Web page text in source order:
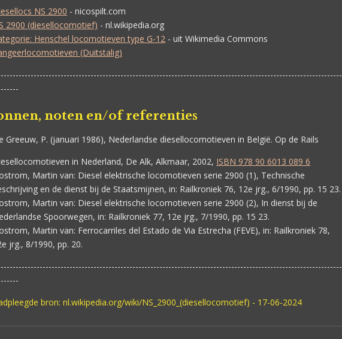
NS 2900 - nicospilt.com
2900 (diesellocomotief) - nl.wikipedia.org
Henschel locomotieven type G-12 - uit Wikimedia Commons
(Duitstalig)
noten en/of referenties
Greeuw, P. (januari 1986), Nederlandse diesellocomotieven in België. Op de Rails
in Nederland, De Alk, Alkmaar, 2002, ISBN 978 90 6013 089 6
Martin van: Diesel elektrische locomotieven serie 2900 (1), Technische
en de dienst bij de Staatsmijnen, in: Railkroniek 76, 12e jrg., 6/1990, pp. 15 23.
Martin van: Diesel elektrische locomotieven serie 2900 (2), In dienst bij de
Spoorwegen, in: Railkroniek 77, 12e jrg., 7/1990, pp. 15 23.
Martin van: Ferrocarriles del Estado de Via Estrecha (FEVE), in: Railkroniek 78,
jrg., 8/1990, pp. 20.
bron: nl.wikipedia.org/wiki/NS_2900_(diesellocomotief) - 17-06-2024